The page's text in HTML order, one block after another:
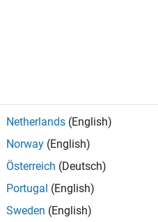
Netherlands (English)
Norway (English)
Österreich (Deutsch)
Portugal (English)
Sweden (English)